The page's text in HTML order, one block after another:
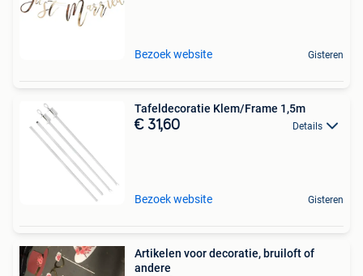
Bezoek website Gisteren
Tafeldecoratie Klem/Frame 1,5m
€ 31,60 Details
Bezoek website Gisteren
Artikelen voor decoratie, bruiloft of
andere